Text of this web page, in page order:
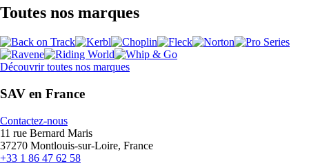
Toutes nos marques
Découvrir toutes nos marques
SAV en France
Contactez-nous
11 rue Bernard Maris
37270 Montlouis-sur-Loire, France
+33 1 86 47 62 58